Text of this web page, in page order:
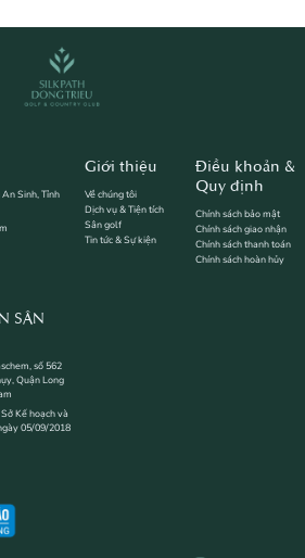
Sinh, Tỉnh
SÂN
số 562
Quận Long
Kế hoạch và
05/09/2018
Giới thiệu
Về chúng tôi
Dịch vụ & Tiện tích
Sân golf
Tin tức & Sự kiện
Điều khoản &
Quy định
Chính sách bảo mật
Chính sách giao nhận
Chính sách thanh toán
Chính sách hoàn hủy